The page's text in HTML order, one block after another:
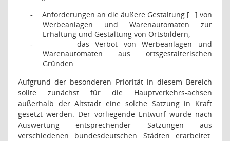
-
Anforderungen an die äußere Gestaltung […] von
Werbeanlagen und Warenautomaten zur
Erhaltung und Gestaltung von Ortsbildern,
-
das Verbot von Werbeanlagen und
Warenautomaten aus ortsgestalterischen
Gründen.
Aufgrund der besonderen Priorität in diesem Bereich
sollte zunächst für die Hauptverkehrs-achsen
außerhalb der Altstadt eine solche Satzung in Kraft
gesetzt werden. Der vorliegende Entwurf wurde nach
Auswertung entsprechender Satzungen aus
verschiedenen bundesdeutschen Städten erarbeitet.